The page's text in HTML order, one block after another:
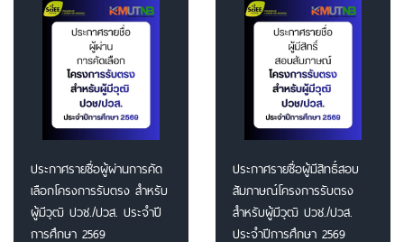
ประกาศรายชื่อผู้ผ่านการคัด
เลือกโครงการรับตรง สำหรับ
ผู้มีวุฒิ ปวช./ปวส. ประจำปี
การศึกษา 2569
ประกาศรายชื่อผู้มีสิทธิ์สอบ
สัมภาษณ์โครงการรับตรง
สำหรับผู้มีวุฒิ ปวช./ปวส.
ประจำปีการศึกษา 2569